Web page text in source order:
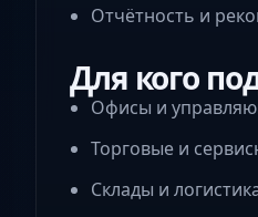
Отчётность и
Для кого
Офисы и
Торговые и
Склады и